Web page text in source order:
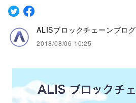
ALISブロックチェーンブログ
2018/08/06 10:25